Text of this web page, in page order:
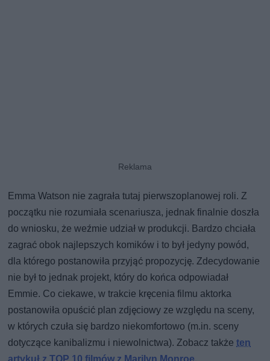
Emma Watson nie zagrała tutaj pierwszoplanowej roli. Z
początku nie rozumiała scenariusza, jednak finalnie doszła
do wniosku, że weźmie udział w produkcji. Bardzo chciała
zagrać obok najlepszych komików i to był jedyny powód,
dla którego postanowiła przyjąć propozycję. Zdecydowanie
nie był to jednak projekt, który do końca odpowiadał
Emmie. Co ciekawe, w trakcie kręcenia filmu aktorka
postanowiła opuścić plan zdjęciowy ze względu na sceny,
w których czuła się bardzo niekomfortowo (m.in. sceny
dotyczące kanibalizmu i niewolnictwa). Zobacz takżeten
artykuł z TOP 10 filmów z Marilyn Monroe.